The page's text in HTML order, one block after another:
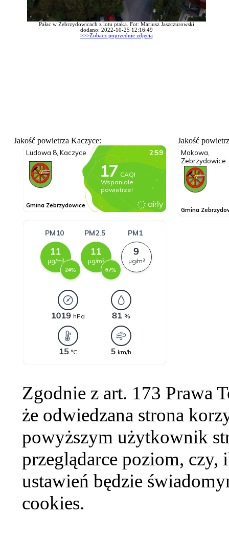
Pałac w Zebrzydowicach z lotu ptaka. Fot: Mariusz Jaszczurowski
dodano: 2022-10-25 12:16:49
>>>Zobacz poprzednie zdjęcia
Jakość powietrza Kaczyce: Jakość
Zgodnie z art. 173 Prawa
że odwiedzana strona
powyższym użytkownik
przeglądarce poziom,
ustawień będzie
cookies.